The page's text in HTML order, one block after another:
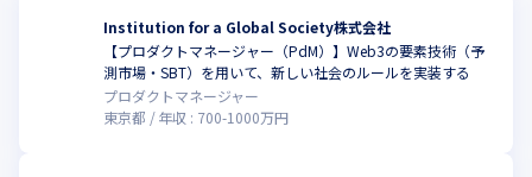
生徒の思考を深化させ、データの収集・活用を的確に行い、発表
をより豊かにするフレームワークを提供しています。
・「Dx GROW」
DX変革がうまくいかないのは、個人の潜在レベルの「感情」と、
組織全体の能力分布の偏りが原因であると同社は考え、潜在意識
Institution for a Global Society株式会社
【プロダクトマネージャー（PdM）】Web3の要素技術（予
測市場・SBT）を用いて、新しい社会のルールを実装する
プロダクトマネージャー
東京都
年収 : 700-1000万円